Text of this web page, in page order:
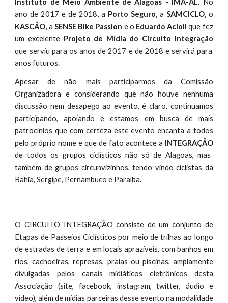
Instituto de Meio Ambiente de Alagoas - IMA-AL. No
ano de 2017 e de 2018, a Porto Seguro, a SAMCICLO, o
KASCÃO, a SENSE Bike Passion e o Eduardo Acioli que fez
um excelente Projeto de Mídia do Circuito Integração
que serviu para os anos de 2017 e de 2018 e servirá para
anos futuros.
Apesar de não mais participarmos da Comissão
Organizadora e considerando que não houve nenhuma
discussão nem desapego ao evento, é claro, continuamos
participando, apoiando e estamos em busca de mais
patrocínios que com certeza este evento encanta a todos
pelo próprio nome e que de fato acontece a INTEGRAÇÃO
de todos os grupos ciclísticos não só de Alagoas, mas
também de grupos circunvizinhos, tendo vindo ciclistas da
Bahia, Sergipe, Pernambuco e Paraíba.
O CIRCUITO INTEGRAÇÃO consiste de um conjunto de
Etapas de Passeios Ciclísticos por meio de trilhas ao longo
de estradas de terra e em locais aprazíveis, com banhos em
rios, cachoeiras, represas, praias ou piscinas, amplamente
divulgadas pelos canais midiáticos eletrônicos desta
Associação (site, facebook, instagram, twitter, áudio e
vídeo), além de mídias parceiras desse evento na modalidade